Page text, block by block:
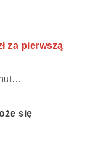
za pierwszą
się